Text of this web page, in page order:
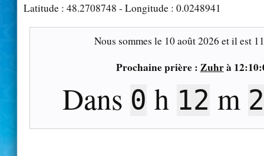
Latitude : 48.2708748 - Longitude : 0.0248941
Nous sommes le 10 août 2026 et il est
Prochaine prière : Zuhrà
Dans 0 h 12 m